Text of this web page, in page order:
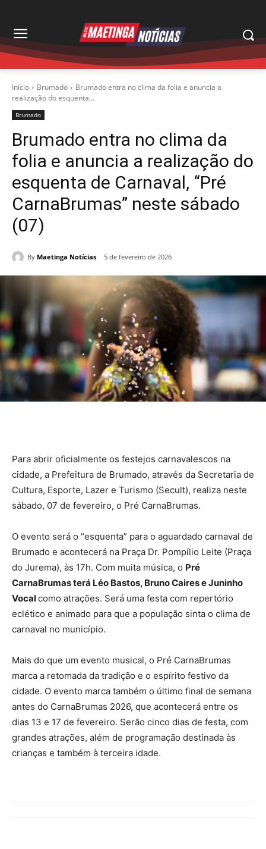
Início Brumado
Brumado entra no clima da folia e anuncia a
realização do esquenta...
Brumado
Brumado entra no clima da
folia e anuncia a realização do
esquenta de Carnaval, “Pré
CarnaBrumas” neste sábado
(07)
By Maetinga Notícias 5 de fevereiro de 2026
Para abrir oficialmente os festejos carnavalescos na
cidade, a Prefeitura de Brumado, através da Secretaria de
Cultura, Esporte, Lazer e Turismo (Secult), realiza neste
sábado, 07 de fevereiro, o Pré CarnaBrumas.
O evento será o “esquenta” para o aguardado carnaval de
Brumado e acontecerá na Praça Dr. Pompílio Leite (Praça
do Jurema), às 17h. Com muita música, o Pré
CarnaBrumas terá Léo Bastos, Bruno Caires e Juninho
Vocalcomo atrações. Será uma festa com repertório
eclético e animado para que a população sinta o clima de
carnaval no município.
Mais do que um evento musical, o Pré CarnaBrumas
marca a retomada da tradição e o espírito festivo da
cidade. O evento marca também o último final de semana
antes do CarnaBrumas 2026, que acontecerá entre os
dias 13 e 17 de fevereiro. Serão cinco dias de festa, com
grandes atrações, além de programação destinada às
crianças e também à terceira idade.